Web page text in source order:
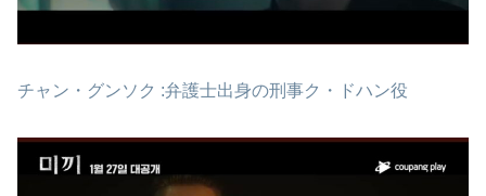
チャン・グンソク :弁護士出身の刑事ク・ドハン役